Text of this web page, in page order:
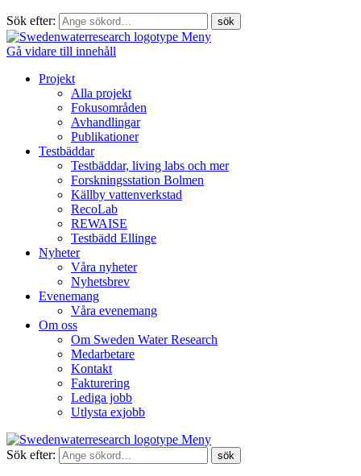
Sök efter:
Meny
Gå vidare till innehåll
Projekt
Alla projekt
Fokusområden
Avhandlingar
Publikationer
Testbäddar
Testbäddar, living labs och mer
Forskningsstation Bolmen
Källby vattenverkstad
RecoLab
REWAISE
Testbädd Ellinge
Nyheter
Våra nyheter
Nyhetsbrev
Evenemang
Våra evenemang
Om oss
Om Sweden Water Research
Medarbetare
Kontakt
Fakturering
Lediga jobb
Utlysta exjobb
Meny
Sök efter: